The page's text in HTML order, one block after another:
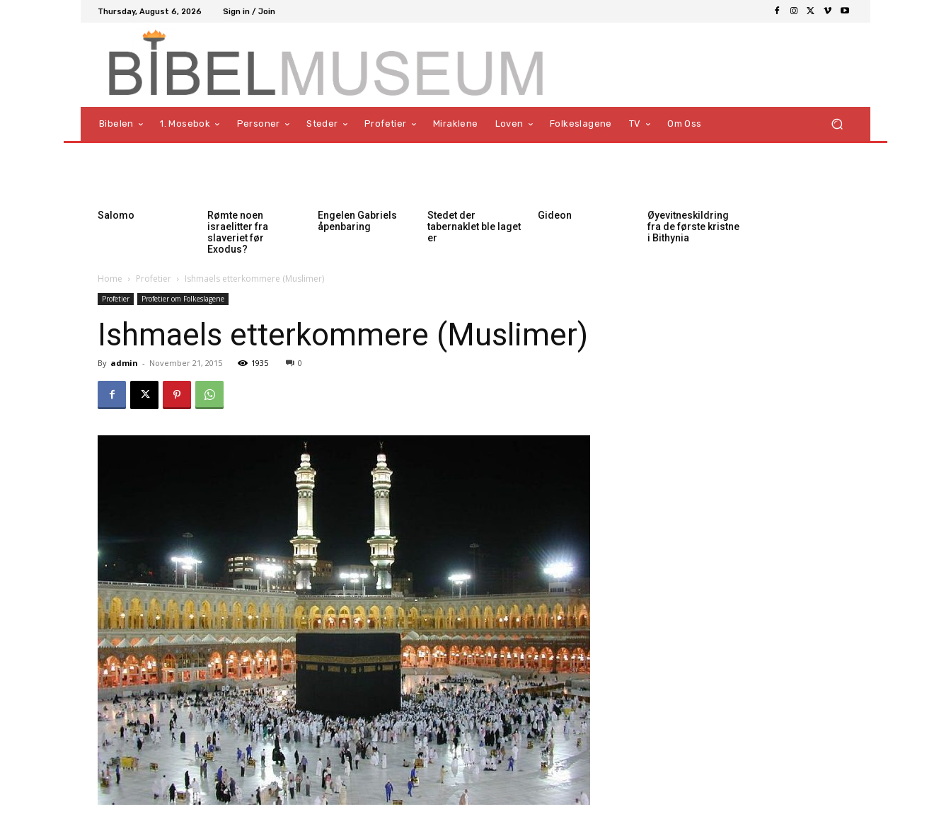
Thursday, August 6, 2026 Sign in / Join
Bibelen 1. Mosebok Personer Steder Profetier Miraklene Loven Folkeslagene TV Om Oss
Salomo
Rømte noen
israelitter fra
slaveriet før
Exodus?
Engelen Gabriels
åpenbaring
Stedet der
tabernaklet ble laget
er
Gideon
Øyevitneskildring
fra de første kristne
i Bithynia
Home Profetier Ishmaels etterkommere (Muslimer)
Profetier Profetier om Folkeslagene
Ishmaels etterkommere (Muslimer)
By admin - November 21, 2015 1935 0